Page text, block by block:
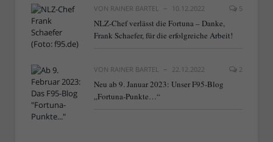
VON RAINER BARTEL 10.12.2022 5
NLZ-Chef verlässt die Fortuna – Danke,
Frank Schaefer, für die erfolgreiche Arbeit!
VON RAINER BARTEL 22.12.2022 2
Neu ab 9. Januar 2023: Unser F95-Blog
„Fortuna-Punkte…“